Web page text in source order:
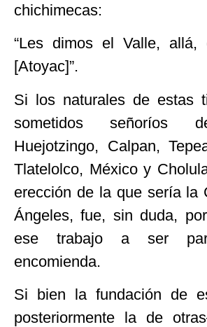
chichimecas:
“Les dimos el Valle,
[Atoyac]”.
Si los naturales de estas
sometidos señoríos
Huejotzingo, Calpan,
Tlatelolco, México y
erección de la que sería la
Ángeles, fue, sin duda,
ese trabajo a ser
encomienda.
Si bien la fundación de
posteriormente la de